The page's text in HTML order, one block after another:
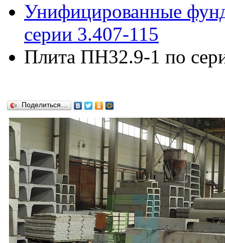
Унифицированные
серии 3.407-115
Плита ПН32.9-1 по
Поделиться…